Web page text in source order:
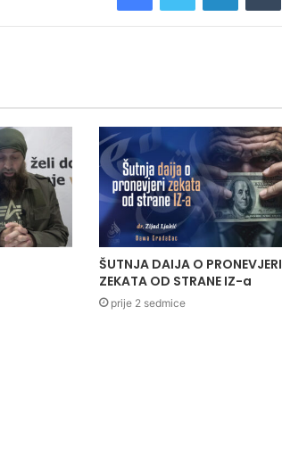
ŠUTNJA DAIJA O PRONEVJERI
ZEKATA OD STRANE IZ-a
prije 2 sedmice